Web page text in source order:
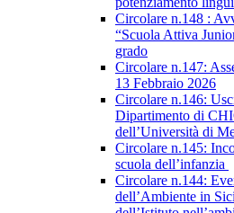
Circolare n.148 :
“Scuola Attiva
grado
Circolare n.147:
13 Febbraio 2026
Circolare n.146:
Dipartimento di
dell’Università di
Circolare n.145:
scuola dell’infanzia
Circolare n.144:
dell’Ambiente in